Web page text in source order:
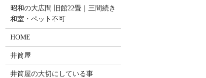
昭和の大広間 旧館22畳｜三間続き
和室・ペット不可
HOME
井筒屋
井筒屋の大切にしている事